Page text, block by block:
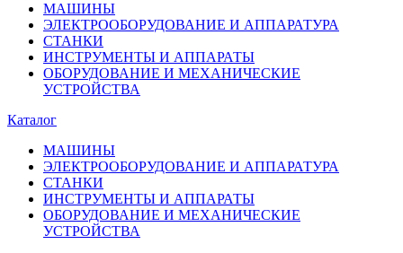
МАШИНЫ
ЭЛЕКТРООБОРУДОВАНИЕ И АППАРАТУРА
СТАНКИ
ИНСТРУМЕНТЫ И АППАРАТЫ
ОБОРУДОВАНИЕ И МЕХАНИЧЕСКИЕ
УСТРОЙСТВА
Каталог
МАШИНЫ
ЭЛЕКТРООБОРУДОВАНИЕ И АППАРАТУРА
СТАНКИ
ИНСТРУМЕНТЫ И АППАРАТЫ
ОБОРУДОВАНИЕ И МЕХАНИЧЕСКИЕ
УСТРОЙСТВА